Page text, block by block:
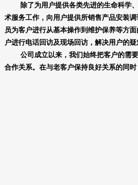
除了为用户提供各类先进的生命科学
术服务工作，向用户提供所销售产品安装
员为客户进行从基本操作到维护保养等方
户进行电话回访及现场回访，解决用户的
公司成立以来，我们始终把客户的需
合作关系。在与老客户保持良好关系的同